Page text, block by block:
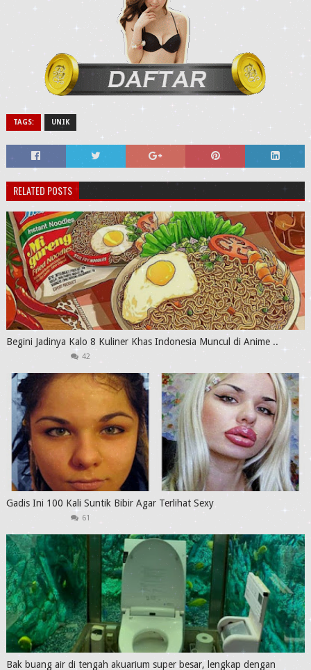
TAGS: UNIK
RELATED POSTS
Begini Jadinya Kalo 8 Kuliner Khas Indonesia Muncul di Anime ..
42
Gadis Ini 100 Kali Suntik Bibir Agar Terlihat Sexy
61
Bak buang air di tengah akuarium super besar, lengkap dengan